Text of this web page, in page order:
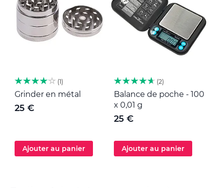
1
Grinder en métal
25 €
Ajouter au panier
2
Balance de poche - 100
x 0,01 g
25 €
Ajouter au panier